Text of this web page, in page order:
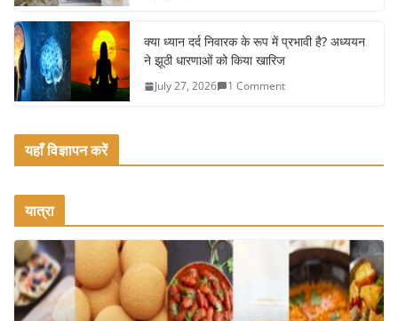
क्या ध्यान दर्द निवारक के रूप में प्रभावी है? अध्ययन
ने झूठी धारणाओं को किया खारिज
July 27, 2026 1 Comment
यहाँ विज्ञापन करें
यात्रा